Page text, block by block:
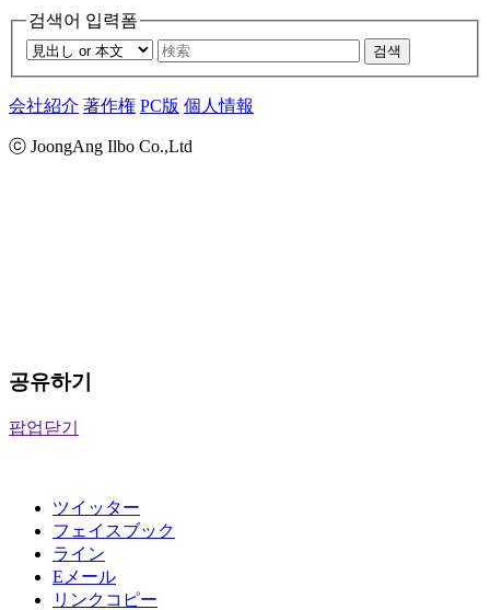
검색어 입력폼
검색
会社紹介 著作権 PC版 個人情報
ⓒ JoongAng Ilbo Co.,Ltd
공유하기
팝업닫기
ツイッター
フェイスブック
ライン
Eメール
リンクコピー